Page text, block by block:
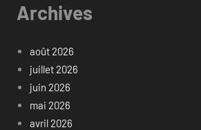
Archives
août 2026
juillet 2026
juin 2026
mai 2026
avril 2026